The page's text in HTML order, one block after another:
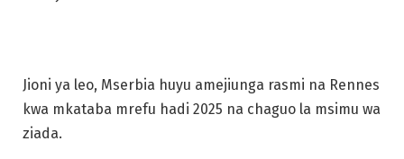
Jioni ya leo, Mserbia huyu amejiunga rasmi na Rennes
kwa mkataba mrefu hadi 2025 na chaguo la msimu wa
ziada.